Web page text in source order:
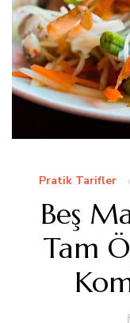
Pratik Tarifler
Beş
Tam